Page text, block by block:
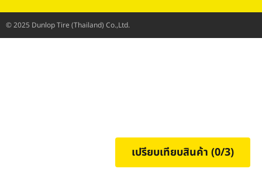
© 2025 Dunlop Tire (Thailand) Co.,Ltd.
เปรียบเทียบสินค้า (0/3)